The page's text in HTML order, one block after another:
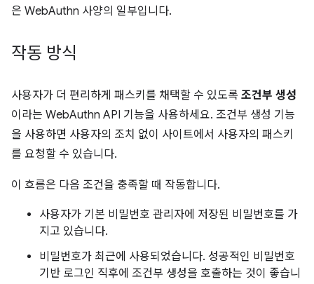
은 WebAuthn 사양의 일부입니다.
작동 방식
사용자가 더 편리하게 패스키를 채택할 수 있도록 조건부 생성
이라는 WebAuthn API 기능을 사용하세요. 조건부 생성 기능
을 사용하면 사용자의 조치 없이 사이트에서 사용자의 패스키
를 요청할 수 있습니다.
이 흐름은 다음 조건을 충족할 때 작동합니다.
사용자가 기본 비밀번호 관리자에 저장된 비밀번호를 가
지고 있습니다.
비밀번호가 최근에 사용되었습니다. 성공적인 비밀번호
기반 로그인 직후에 조건부 생성을 호출하는 것이 좋습니